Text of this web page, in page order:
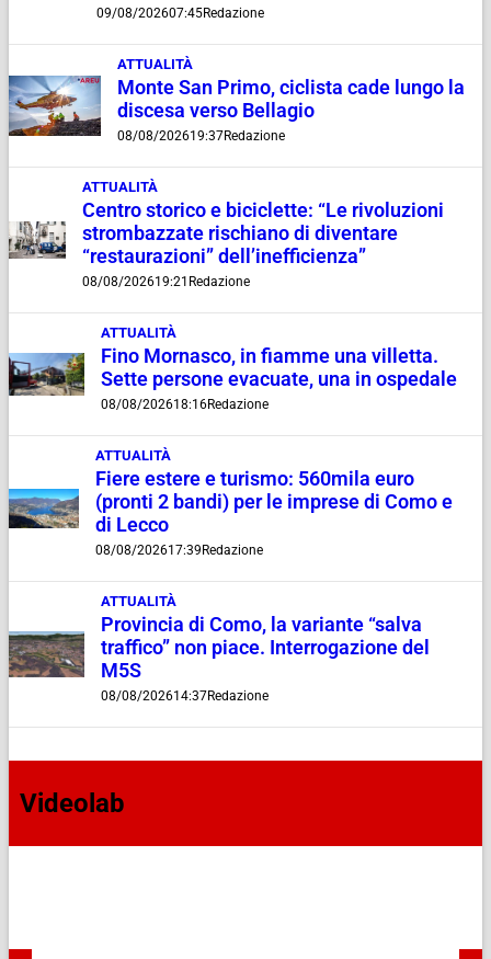
09/08/202607:45Redazione
ATTUALITÀ
Monte San Primo, ciclista cade lungo la
discesa verso Bellagio
08/08/202619:37Redazione
ATTUALITÀ
Centro storico e biciclette: “Le rivoluzioni
strombazzate rischiano di diventare
“restaurazioni” dell’inefficienza”
08/08/202619:21 Redazione
ATTUALITÀ
Fino Mornasco, in fiamme una villetta.
Sette persone evacuate, una in ospedale
08/08/202618:16Redazione
ATTUALITÀ
Fiere estere e turismo: 560mila euro
(pronti 2 bandi) per le imprese di Como e
di Lecco
08/08/202617:39 Redazione
ATTUALITÀ
Provincia di Como, la variante “salva
traffico” non piace. Interrogazione del
M5S
08/08/202614:37Redazione
Videolab